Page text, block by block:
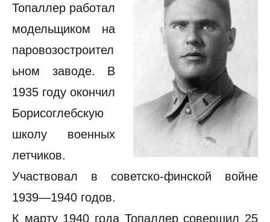
Топаллер работал
модельщиком на
паровозостроител
ьном заводе. В
1935 году окончил
Борисоглебскую
школу военных
летчиков.
Участвовал в советско-финской войне
1939—1940 годов.
К марту 1940 года Топаллер совершил 25